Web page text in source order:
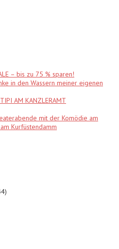
– bis zu 75 % sparen!
in den Wassern meiner eigenen
AM KANZLERAMT
mit der Komödie am
Kurfüstendamm